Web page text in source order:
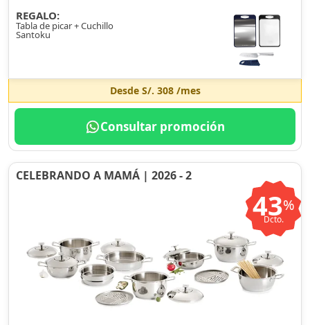
REGALO:
Tabla de picar + Cuchillo
Santoku
Desde S/. 308/mes
Consultar promoción
CELEBRANDO A MAMÁ | 2026 - 2
43%
Dcto.